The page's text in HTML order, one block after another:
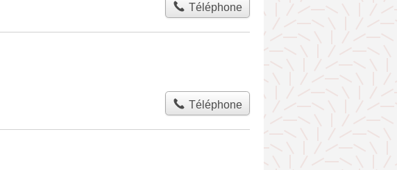
Téléphone
Téléphone